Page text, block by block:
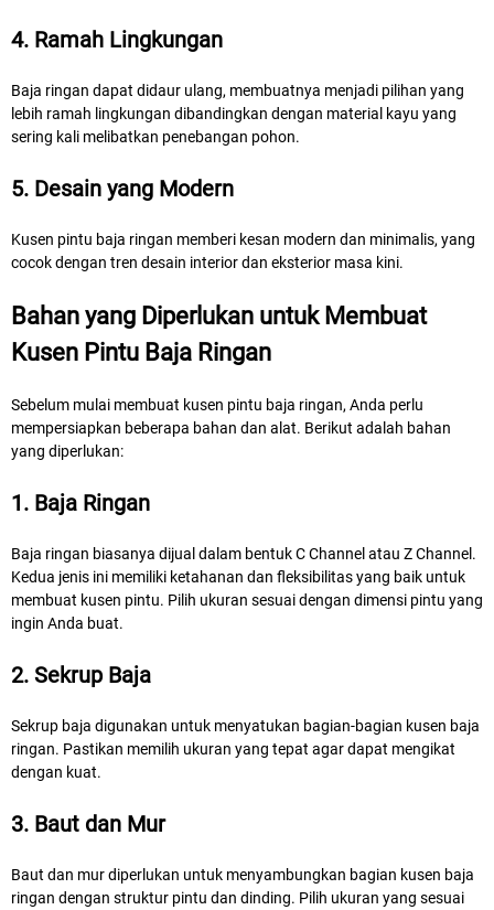
4. Ramah Lingkungan
Baja ringan dapat didaur ulang, membuatnya menjadi pilihan yang
lebih ramah lingkungan dibandingkan dengan material kayu yang
sering kali melibatkan penebangan pohon.
5. Desain yang Modern
Kusen pintu baja ringan memberi kesan modern dan minimalis, yang
cocok dengan tren desain interior dan eksterior masa kini.
Bahan yang Diperlukan untuk Membuat
Kusen Pintu Baja Ringan
Sebelum mulai membuat kusen pintu baja ringan, Anda perlu
mempersiapkan beberapa bahan dan alat. Berikut adalah bahan
yang diperlukan:
1. Baja Ringan
Baja ringan biasanya dijual dalam bentuk C Channel atau Z Channel.
Kedua jenis ini memiliki ketahanan dan fleksibilitas yang baik untuk
membuat kusen pintu. Pilih ukuran sesuai dengan dimensi pintu yang
ingin Anda buat.
2. Sekrup Baja
Sekrup baja digunakan untuk menyatukan bagian-bagian kusen baja
ringan. Pastikan memilih ukuran yang tepat agar dapat mengikat
dengan kuat.
3. Baut dan Mur
Baut dan mur diperlukan untuk menyambungkan bagian kusen baja
ringan dengan struktur pintu dan dinding. Pilih ukuran yang sesuai